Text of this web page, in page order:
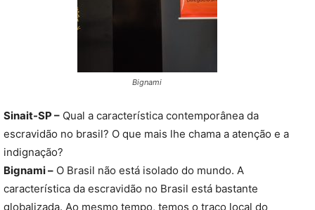
Bignami
Sinait-SP – Qual a característica contemporânea da
escravidão no brasil? O que mais lhe chama a atenção e a
indignação?
Bignami – O Brasil não está isolado do mundo. A
característica da escravidão no Brasil está bastante
globalizada. Ao mesmo tempo, temos o traço local do